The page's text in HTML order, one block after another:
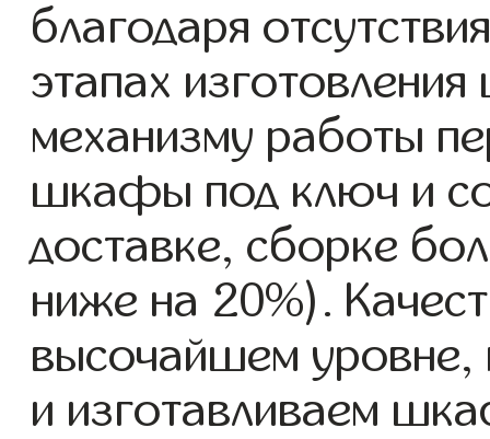
благодаря
этапах
механизму работы
шкафы под ключ и
доставке, сборке
ниже на 20%).
высочайшем
и изготавливаем